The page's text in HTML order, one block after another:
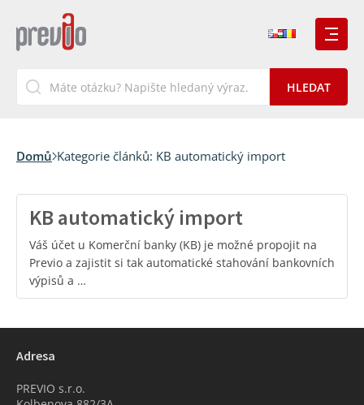
Domů Kategorie článků: KB automatický import
KB automatický import
Váš účet u Komerční banky (KB) je možné propojit na
Previo a zajistit si tak automatické stahování bankovních
výpisů a …
Adresa
PREVIO s.r.o.